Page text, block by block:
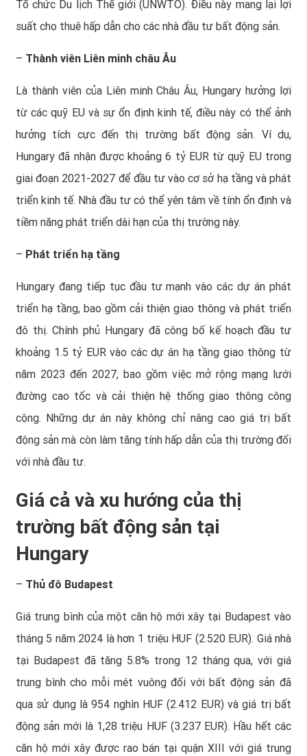
Tổ chức Du lịch Thế giới (UNWTO). Điều này mang lại lợi
suất cho thuê hấp dẫn cho các nhà đầu tư bất động sản.
– Thành viên Liên minh châu Âu
Là thành viên của Liên minh Châu Âu, Hungary hưởng lợi
từ các quỹ EU và sự ổn định kinh tế, điều này có thể ảnh
hưởng tích cực đến thị trường bất động sản. Ví dụ,
Hungary đã nhận được khoảng 6 tỷ EUR từ quỹ EU trong
giai đoạn 2021-2027 để đầu tư vào cơ sở hạ tầng và phát
triển kinh tế. Nhà đầu tư có thể yên tâm về tính ổn định và
tiềm năng phát triển dài hạn của thị trường này.
– Phát triển hạ tầng
Hungary đang tiếp tục đầu tư mạnh vào các dự án phát
triển hạ tầng, bao gồm cải thiện giao thông và phát triển
đô thị. Chính phủ Hungary đã công bố kế hoạch đầu tư
khoảng 1.5 tỷ EUR vào các dự án hạ tầng giao thông từ
năm 2023 đến 2027, bao gồm việc mở rộng mạng lưới
đường cao tốc và cải thiện hệ thống giao thông công
cộng. Những dự án này không chỉ nâng cao giá trị bất
động sản mà còn làm tăng tính hấp dẫn của thị trường đối
với nhà đầu tư.
Giá cả và xu hướng của thị
trường bất động sản tại
Hungary
– Thủ đô Budapest
Giá trung bình của một căn hộ mới xây tại Budapest vào
tháng 5 năm 2024 là hơn 1 triệu HUF (2.520 EUR). Giá nhà
tại Budapest đã tăng 5.8% trong 12 tháng qua, với giá
trung bình cho mỗi mét vuông đối với bất động sản đã
qua sử dụng là 954 nghìn HUF (2.412 EUR) và giá trị bất
động sản mới là 1,28 triệu HUF (3.237 EUR). Hầu hết các
căn hộ mới xây được rao bán tại quận XIII với giá trung